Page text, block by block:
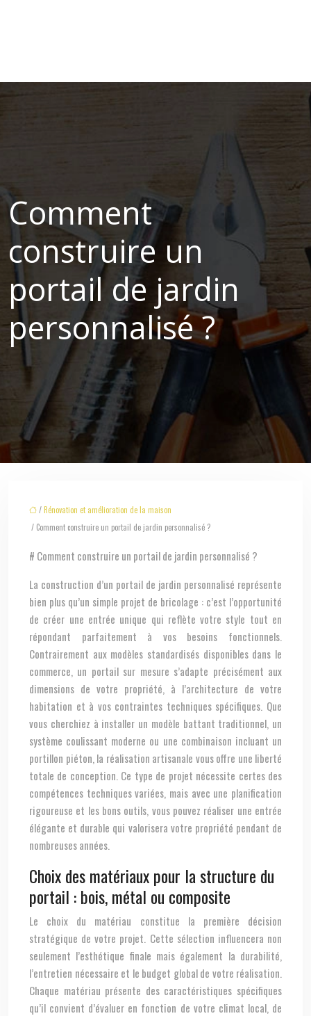
Comment
construire un
portail de jardin
personnalisé ?
/Rénovation et amélioration de la maison
/ Comment construire un portail de jardin personnalisé ?
# Comment construire un portail de jardin personnalisé ?
La construction d’un portail de jardin personnalisé représente
bien plus qu’un simple projet de bricolage : c’est l’opportunité
de créer une entrée unique qui reflète votre style tout en
répondant parfaitement à vos besoins fonctionnels.
Contrairement aux modèles standardisés disponibles dans le
commerce, un portail sur mesure s’adapte précisément aux
dimensions de votre propriété, à l’architecture de votre
habitation et à vos contraintes techniques spécifiques. Que
vous cherchiez à installer un modèle battant traditionnel, un
système coulissant moderne ou une combinaison incluant un
portillon piéton, la réalisation artisanale vous offre une liberté
totale de conception. Ce type de projet nécessite certes des
compétences techniques variées, mais avec une planification
rigoureuse et les bons outils, vous pouvez réaliser une entrée
élégante et durable qui valorisera votre propriété pendant de
nombreuses années.
Choix des matériaux pour la structure du
portail : bois, métal ou composite
Le choix du matériau constitue la première décision
stratégique de votre projet. Cette sélection influencera non
seulement l’esthétique finale mais également la durabilité,
l’entretien nécessaire et le budget global de votre réalisation.
Chaque matériau présente des caractéristiques spécifiques
qu’il convient d’évaluer en fonction de votre climat local, de